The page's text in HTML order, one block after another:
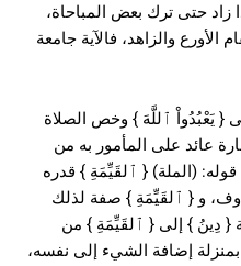
زاد حتى ترك بعض المباحاة،
والزاهد، فالآية جامعة
يَعْبُدُواْ ٱللَّهَ } وخص الصلاة
عائد على المأمور به من
قوله: (الملة) { ٱلقَيِّمَةِ } قدره
و { ٱلقَيِّمَةِ } صفة لذلك
{ دِينُ } إلى { ٱلقَيِّمَةِ } من
إضافة الشيء إلى نفسه،